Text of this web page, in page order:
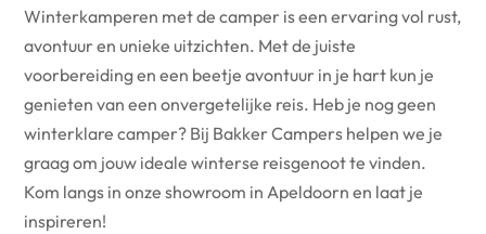
Winterkamperen met de camper is een ervaring vol rust,
avontuur en unieke uitzichten. Met de juiste
voorbereiding en een beetje avontuur in je hart kun je
genieten van een onvergetelijke reis. Heb je nog geen
winterklare camper? Bij Bakker Campers helpen we je
graag om jouw ideale winterse reisgenoot te vinden.
Kom langs in onze showroom in Apeldoorn en laat je
inspireren!